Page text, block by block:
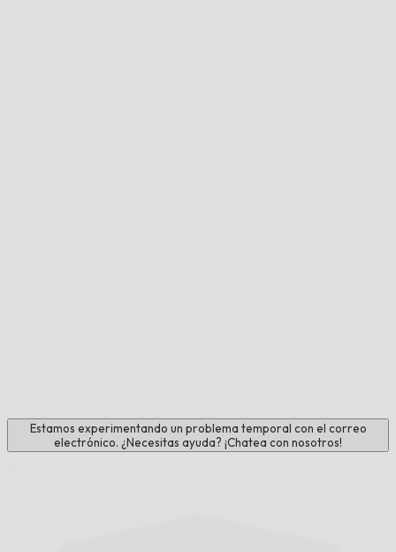
Estamos experimentando un problema temporal con el correo
electrónico. ¿Necesitas ayuda? ¡Chatea con nosotros!